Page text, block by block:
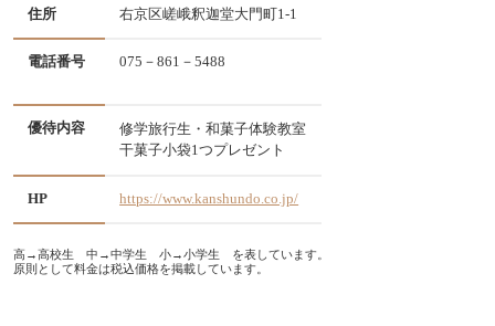
住所 右京区嵯峨釈迦堂大門町1-1
電話番号 075－861－5488
優待内容
修学旅行生・和菓子体験教室
干菓子小袋1つプレゼント
HP https://www.kanshundo.co.jp/
高→高校生 中→中学生 小→小学生 を表しています。
原則として料金は税込価格を掲載しています。